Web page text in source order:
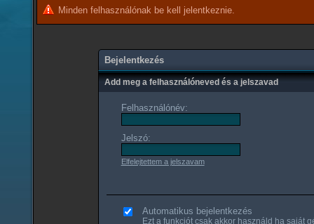
Minden felhasználónak be kell jelentkeznie.
Bejelentkezés
Add meg a felhasználóneved és a jelszavad
Felhasználónév:
Jelszó:
Elfelejtettem a jelszavam
Automatikus bejelentkezés
Ezt a funkciót csak akkor használd ha saját